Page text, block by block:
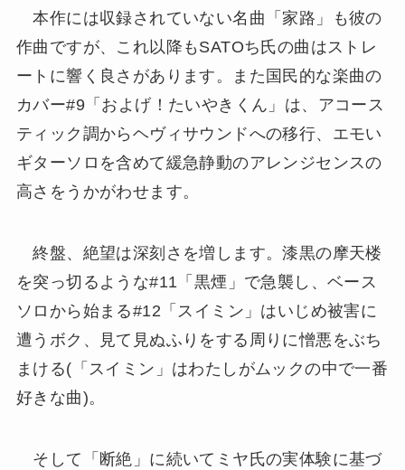
本作には収録されていない名曲「家路」も彼の
作曲ですが、これ以降もSATOち氏の曲はストレ
ートに響く良さがあります。また国民的な楽曲の
カバー#9「およげ！たいやきくん」は、アコース
ティック調からヘヴィサウンドへの移行、エモい
ギターソロを含めて緩急静動のアレンジセンスの
高さをうかがわせます。
終盤、絶望は深刻さを増します。漆黒の摩天楼
を突っ切るような#11「黒煙」で急襲し、ベース
ソロから始まる#12「スイミン」はいじめ被害に
遭うボク、見て見ぬふりをする周りに憎悪をぶち
まける(「スイミン」はわたしがムックの中で一番
好きな曲)。
そして「断絶」に続いてミヤ氏の実体験に基づ